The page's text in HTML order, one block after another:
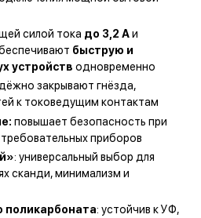
силой тока до 3,2 Аи
быструю и
устройств одновременно
закрывают гнёзда,
к токоведущим контактам
повышает безопасность при
приборов
: универсальный выбор для
сканди, минимализм и
поликарбоната: устойчив к УФ,